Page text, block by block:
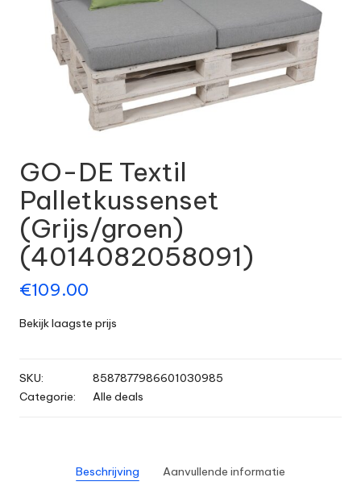
GO-DE Textil
Palletkussenset
(Grijs/groen)
(4014082058091)
€109.00
Bekijk laagste prijs
SKU:
8587877986601030985
Categorie:
Alle deals
Beschrijving Aanvullende informatie